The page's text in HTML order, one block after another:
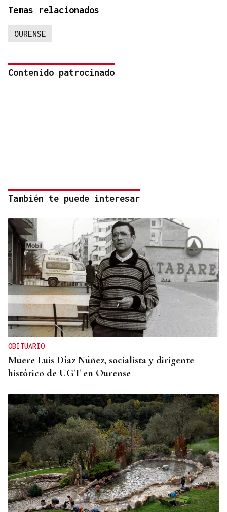
Temas relacionados
OURENSE
Contenido patrocinado
También te puede interesar
OBITUARIO
Muere Luis Díaz Núñez, socialista y dirigente
histórico de UGT en Ourense